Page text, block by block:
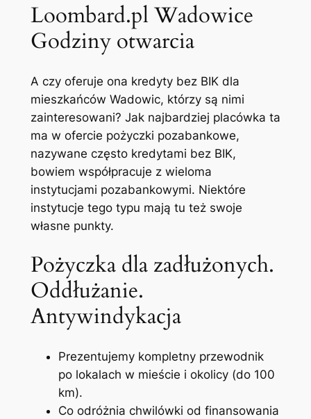
Loombard.pl Wadowice
Godziny otwarcia
A czy oferuje ona kredyty bez BIK dla
mieszkańców Wadowic, którzy są nimi
zainteresowani? Jak najbardziej placówka ta
ma w ofercie pożyczki pozabankowe,
nazywane często kredytami bez BIK,
bowiem współpracuje z wieloma
instytucjami pozabankowymi. Niektóre
instytucje tego typu mają tu też swoje
własne punkty.
Pożyczka dla zadłużonych.
Oddłużanie.
Antywindykacja
Prezentujemy kompletny przewodnik
po lokalach w mieście i okolicy (do 100
km).
Co odróżnia chwilówki od finansowania